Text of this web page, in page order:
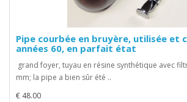
Pipe courbée en bruyère, utilisée et
années 60, en parfait état
grand foyer, tuyau en résine synthétique avec
mm; la pipe a bien sûr été ..
€ 48.00